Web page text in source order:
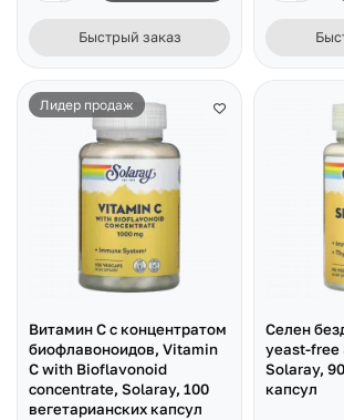
Быстрый заказ
Лидер продаж
Витамин C с концентратом
биофлавоноидов, Vitamin
C with Bioflavonoid
concentrate, Solaray, 100
вегетарианских капсул
Селен
yeast-free
Solaray,
капсул